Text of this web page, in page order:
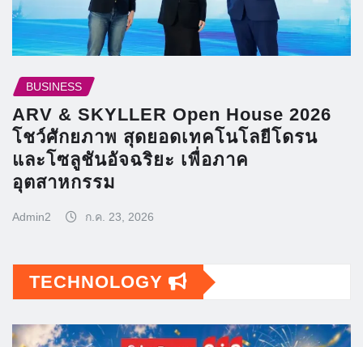
BUSINESS
ARV & SKYLLER Open House 2026
โชว์ศักยภาพ สุดยอดเทคโนโลยีโดรน
และโซลูชันอัจฉริยะ เพื่อภาค
อุตสาหกรรม
Admin2 ก.ค. 23, 2026
TECHNOLOGY